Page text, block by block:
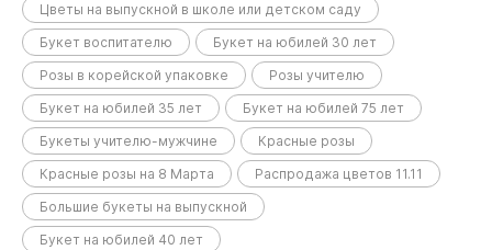
Цветы на выпускной в школе или детском саду
Букет воспитателю
Букет на юбилей 30 лет
Розы в корейской упаковке
Розы учителю
Букет на юбилей 35 лет
Букет на юбилей 75 лет
Букеты учителю-мужчине
Красные розы
Красные розы на 8 Марта
Распродажа цветов 11.11
Большие букеты на выпускной
Букет на юбилей 40 лет